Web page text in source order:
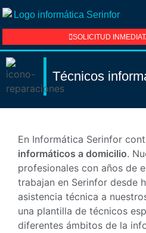
SOLICITUD
Técnicos
En Informática Serinfor
informáticos a domicilio.
profesionales con años de
trabajan en Serinfor desde
asistencia técnica a
una plantilla de técnicos
diferentes ámbitos de la